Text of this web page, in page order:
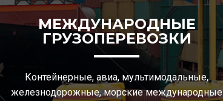
МЕЖДУНАРОДНЫЕ
ГРУЗОПЕРЕВОЗКИ
Контейнерные, авиа, мультимодальные,
железнодорожные, морские международные